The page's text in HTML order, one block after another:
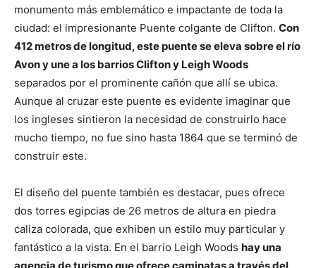
monumento más emblemático e impactante de toda la
ciudad: el impresionante Puente colgante de Clifton. Con
412 metros de longitud, este puente se eleva sobre el río
Avon y une a los barrios Clifton y Leigh Woods
separados por el prominente cañón que allí se ubica.
Aunque al cruzar este puente es evidente imaginar que
los ingleses sintieron la necesidad de construirlo hace
mucho tiempo, no fue sino hasta 1864 que se terminó de
construir este.
El diseño del puente también es destacar, pues ofrece
dos torres egipcias de 26 metros de altura en piedra
caliza colorada, que exhiben un estilo muy particular y
fantástico a la vista. En el barrio Leigh Woods hay una